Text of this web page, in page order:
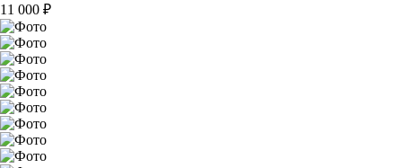
11 000 ₽